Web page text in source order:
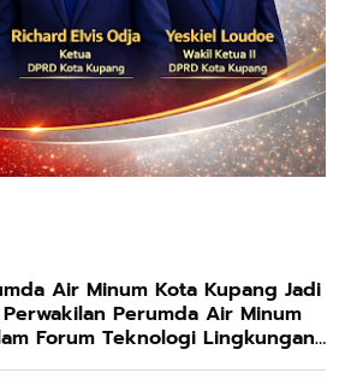
Air Minum Kota Kupang Jadi
Perumda Air Minum
Forum Teknologi Lingkungan